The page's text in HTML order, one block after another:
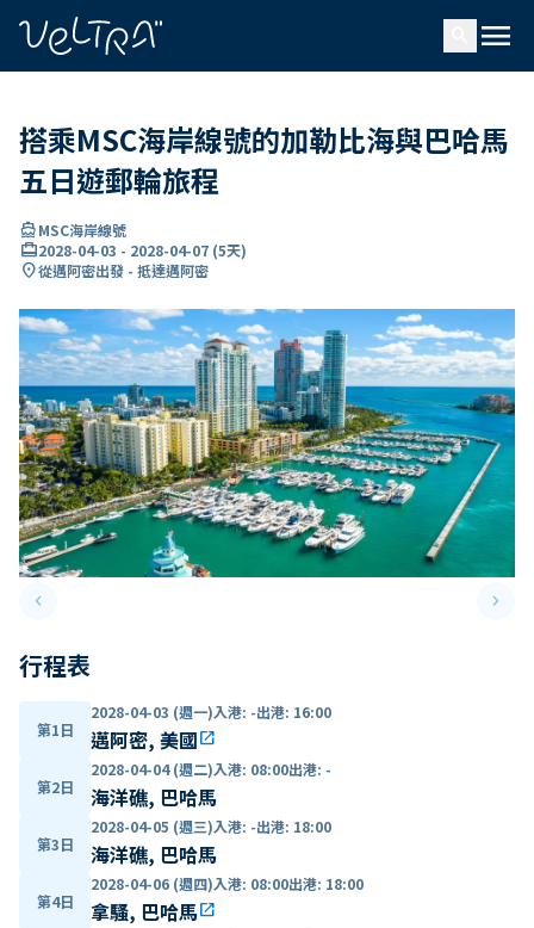
menu
搭乘MSC海岸線號的加勒比海與巴哈馬
五日遊郵輪旅程
directions_boatMSC海岸線號
card_travel2028-04-03 - 2028-04-07 (5天)
location_on從邁阿密出發 - 抵達邁阿密
keyboard_arrow_leftPrevious slide keyboard_arrow_right
行程表
第1日
2028-04-03 (週一)入港: -出港: 16:00
邁阿密, 美國open_in_new
第2日
2028-04-04 (週二)入港: 08:00出港: -
海洋礁, 巴哈馬
第3日
2028-04-05 (週三)入港: -出港: 18:00
海洋礁, 巴哈馬
第4日
2028-04-06 (週四)入港: 08:00出港: 18:00
拿騷, 巴哈馬open_in_new